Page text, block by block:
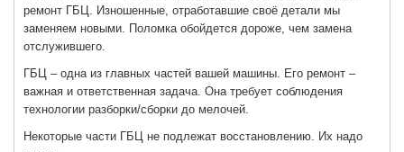
ремонт ГБЦ. Изношенные, отработавшие своё детали мы
заменяем новыми. Поломка обойдется дороже, чем замена
отслужившего.
ГБЦ – одна из главных частей вашей машины. Его ремонт –
важная и ответственная задача. Она требует соблюдения
технологии разборки/сборки до мелочей.
Некоторые части ГБЦ не подлежат восстановлению. Их надо